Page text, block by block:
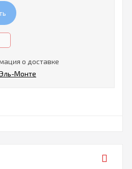
о доставке
Эль-Монте